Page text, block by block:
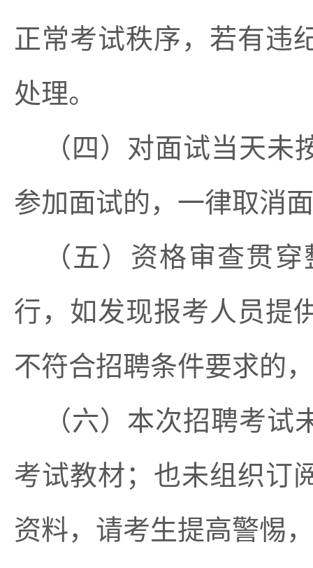
正常考试秩序，若有违
处理。
（四）对面试当天
参加面试的，一律取消
（五）资格审查贯
行，如发现报考人员提
不符合招聘条件要求的
（六）本次招聘考
考试教材；也未组织订
资料，请考生提高警惕